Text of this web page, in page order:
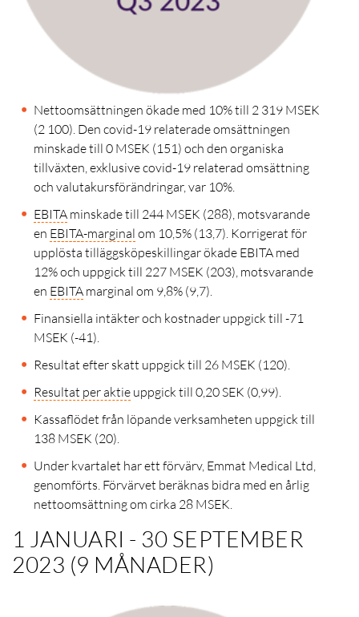
Nettoomsättningen ökade med 10% till 2 319 MSEK
(2 100). Den covid-19 relaterade omsättningen
minskade till 0 MSEK (151) och den organiska
tillväxten, exklusive covid-19 relaterad omsättning
och valutakursförändringar, var 10%.
EBITA minskade till 244 MSEK (288), motsvarande
en EBITA-marginal om 10,5% (13,7). Korrigerat för
upplösta tilläggsköpeskillingar ökade EBITA med
12% och uppgick till 227 MSEK (203), motsvarande
en EBITA marginal om 9,8% (9,7).
Finansiella intäkter och kostnader uppgick till -71
MSEK (-41).
Resultat efter skatt uppgick till 26 MSEK (120).
Resultat per aktie uppgick till 0,20 SEK (0,99).
Kassaflödet från löpande verksamheten uppgick till
138 MSEK (20).
Under kvartalet har ett förvärv, Emmat Medical Ltd,
genomförts. Förvärvet beräknas bidra med en årlig
nettoomsättning om cirka 28 MSEK.
1 JANUARI - 30 SEPTEMBER
2023 (9 MÅNADER)